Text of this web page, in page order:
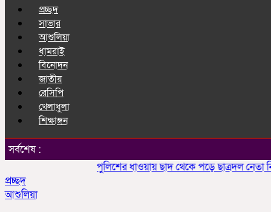
প্রচ্ছদ
সাভার
আশুলিয়া
ধামরাই
বিনোদন
জাতীয়
রেসিপি
খেলাধুলা
শিক্ষাঙ্গন
সর্বশেষ :
পুলিশের ধাওয়ায় ছাদ থেকে পড়ে ছাত্রদল নেতা
প্রচ্ছদ
আশুলিয়া